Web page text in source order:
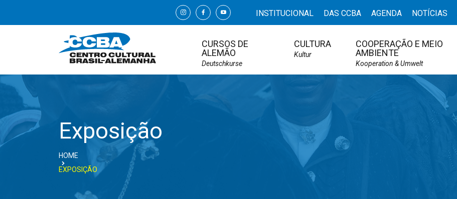
INSTITUCIONAL DAS CCBA AGENDA NOTÍCIAS
CURSOS DE
ALEMÃO
Deutschkurse
CULTURA
Kultur
COOPERAÇÃO E MEIO
AMBIENTE
Kooperation & Umwelt
Exposição
HOME
EXPOSIÇÃO